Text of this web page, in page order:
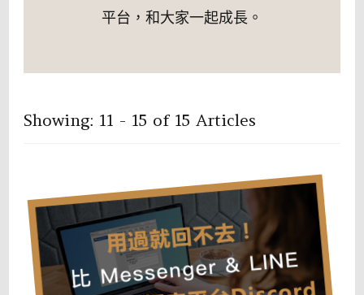
平台，和大家一起成長。
Showing: 11 - 15 of 15 Articles